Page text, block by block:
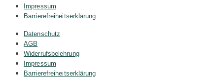
Impressum
Barrierefreiheitserklärung
Datenschutz
AGB
Widerrufsbelehrung
Impressum
Barrierefreiheitserklärung